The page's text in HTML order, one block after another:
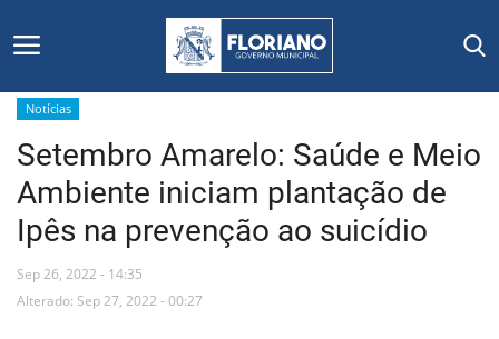
Início
Editais
Floriano
Notícias
Setembro Amarelo: Saúde e Meio
Ambiente iniciam plantação de
Ipês na prevenção ao suicídio
Sep 26, 2022 - 14:35
Alterado: Sep 27, 2022 - 00:27